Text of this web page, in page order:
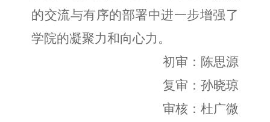
的交流与有序的部署中进一步增强了
学院的凝聚力和向心力。
初审：陈思源
复审：孙晓琼
审核：杜广微